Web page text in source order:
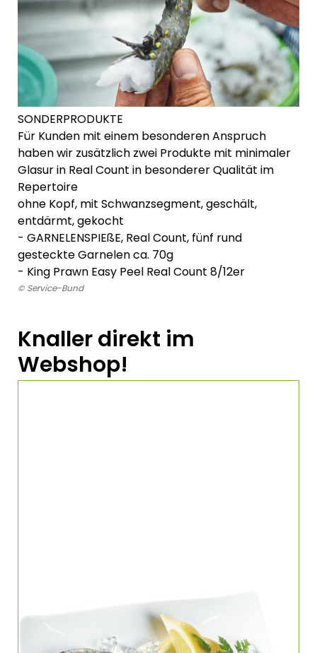
SONDERPRODUKTE
Für Kunden mit einem besonderen Anspruch
haben wir zusätzlich zwei Produkte mit minimaler
Glasur in Real Count in besonderer Qualität im
Repertoire
ohne Kopf, mit Schwanzsegment, geschält,
entdärmt, gekocht
- GARNELENSPIEßE, Real Count, fünf rund
gesteckte Garnelen ca. 70g
- King Prawn Easy Peel Real Count 8/12er
© Service-Bund
Knaller direkt im
Webshop!
TK Riesengarnelen King Prawns SW ohne Kopf,
mit Schale, easy peel, 20% Glasur 8/12
MERMAID FARMED 68208